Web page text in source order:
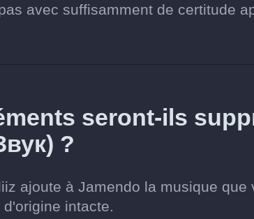
avec suffisamment de certitude
seront-ils
?
ajoute à Jamendo la musique
d'origine intacte.